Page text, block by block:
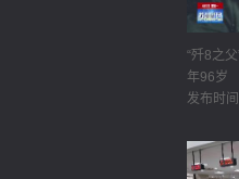
“歼8之
年96岁
发布时